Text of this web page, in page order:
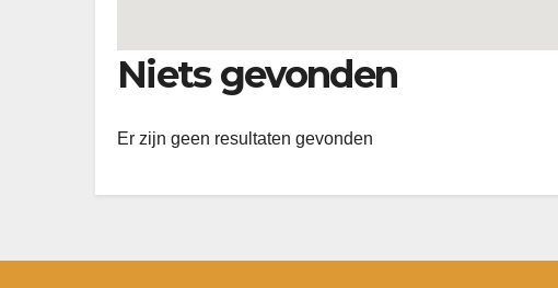
Niets gevonden
Er zijn geen resultaten gevonden